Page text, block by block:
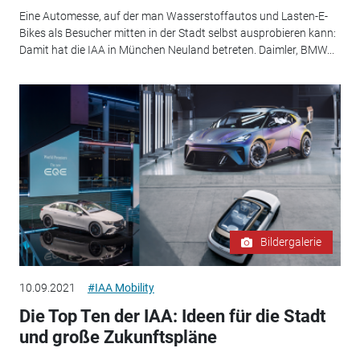
Eine Automesse, auf der man Wasserstoffautos und Lasten-E-
Bikes als Besucher mitten in der Stadt selbst ausprobieren kann:
Damit hat die IAA in München Neuland betreten. Daimler, BMW...
Bildergalerie
10.09.2021 #IAA Mobility
Die Top Ten der IAA: Ideen für die Stadt
und große Zukunftspläne